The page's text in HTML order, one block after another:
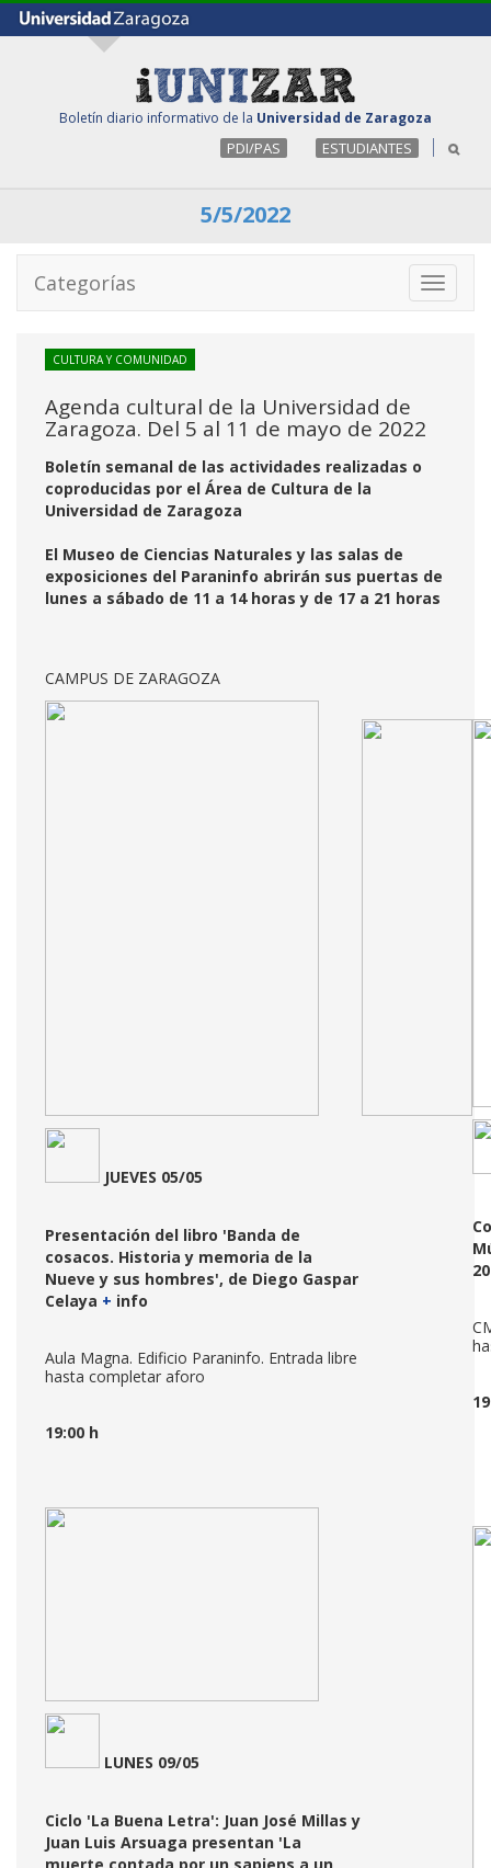
Boletín diario informativo de la Universidad de Zaragoza
PDI/PAS ESTUDIANTES
5/5/2022
Toggle
Categorías
CULTURA Y COMUNIDAD
Agenda cultural de la Universidad de
Zaragoza. Del 5 al 11 de mayo de 2022
Boletín semanal de las actividades realizadas o
coproducidas por el Área de Cultura de la
Universidad de Zaragoza
El Museo de Ciencias Naturales y las salas de
exposiciones del Paraninfo abrirán sus puertas de
lunes a sábado de 11 a 14 horas y de 17 a 21 horas
CAMPUS DE ZARAGOZA
JUEVES 05/05
Presentación del libro 'Banda de
cosacos. Historia y memoria de la
Nueve y sus hombres', de Diego Gaspar
Celaya + info
Aula Magna. Edificio Paraninfo. Entrada libre
hasta completar aforo
19:00 h
LUNES 09/05
Ciclo 'La Buena Letra': Juan José Millas y
Juan Luis Arsuaga presentan 'La